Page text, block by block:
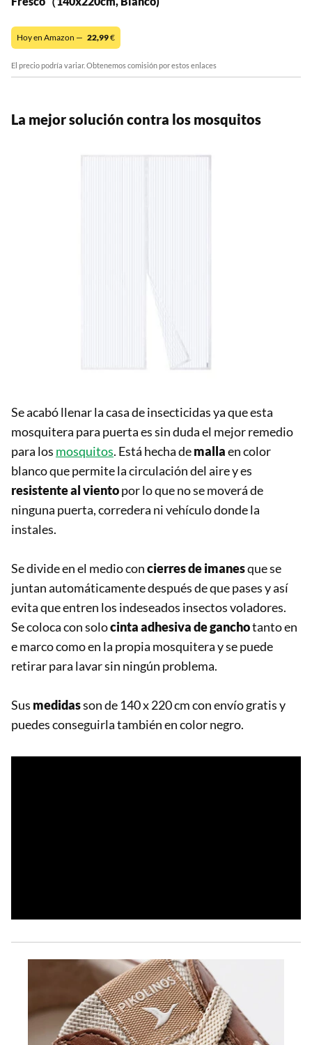
Hoy en Amazon — 22,99€
El precio podría variar. Obtenemos comisión por estos enlaces
La mejor solución contra los mosquitos
Se acabó llenar la casa de insecticidas ya que esta
mosquitera para puerta es sin duda el mejor remedio
para los mosquitos. Está hecha demallaen color
blanco que permite la circulación del aire y es
resistente al vientopor lo que no se moverá de
ninguna puerta, corredera ni vehículo donde la
instales.
Se divide en el medio concierres de imanesque se
juntan automáticamente después de que pases y así
evita que entren los indeseados insectos voladores.
Se coloca con solocinta adhesiva de ganchotanto en
e marco como en la propia mosquitera y se puede
retirar para lavar sin ningún problema.
Sus medidasson de 140 x 220 cm con envío gratis y
puedes conseguirla también en color negro.